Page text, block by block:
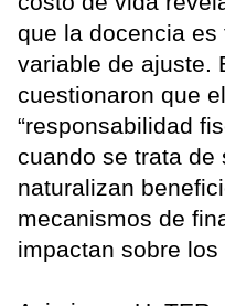
que la docencia
variable de ajuste.
cuestionaron que
“responsabilidad
cuando se trata de
naturalizan
mecanismos de
impactan sobre los